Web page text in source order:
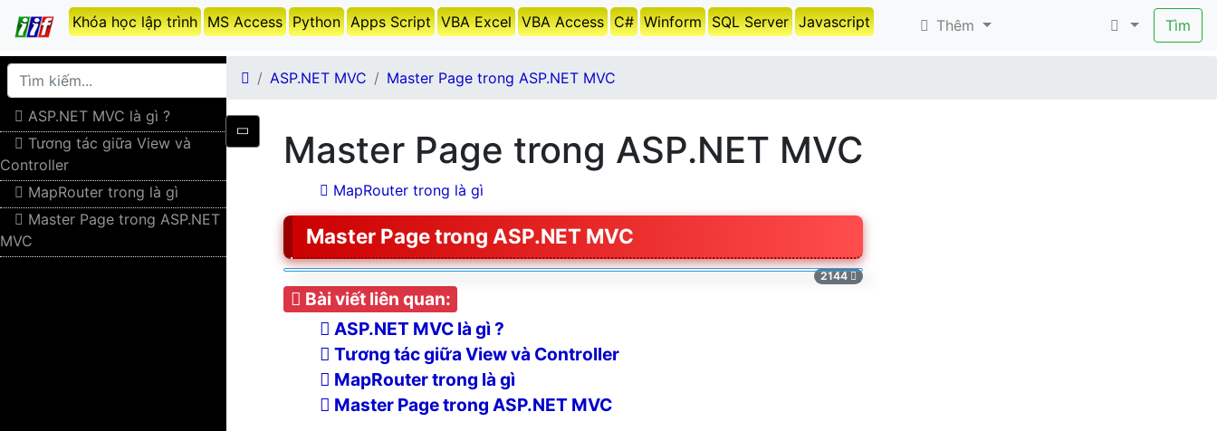
Khóa học lập trình MS Access Python Apps Script VBA Excel VBA Access C# Winform SQL Server Javascript Thêm Tìm
ASP.NET MVC là gì ?
Tương tác giữa View và
Controller
MapRouter trong là gì
Master Page trong ASP.NET
MVC
ASP.NET MVC Master Page trong ASP.NET MVC
Master Page trong ASP.NET MVC
MapRouter trong là gì
Master Page trong ASP.NET MVC
2144
Bài viết liên quan:
ASP.NET MVC là gì ?
Tương tác giữa View và Controller
MapRouter trong là gì
Master Page trong ASP.NET MVC